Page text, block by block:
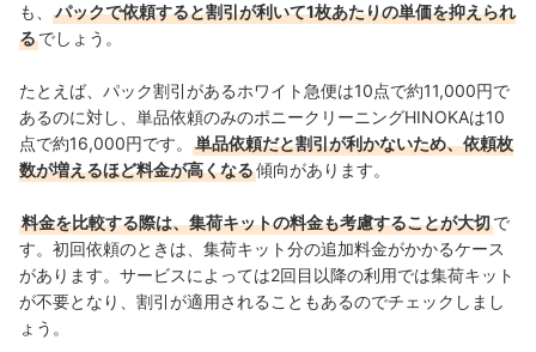
も、
パックで依頼すると割引が利いて1枚あたりの単価を抑えられ
るでしょう。
たとえば、パック割引があるホワイト急便は10点で約11,000円で
あるのに対し、単品依頼のみのポニークリーニングHINOKAは10
点で約16,000円です。
単品依頼だと割引が利かないため、依頼枚
数が増えるほど料金が高くなる傾向があります。
料金を比較する際は、集荷キットの料金も考慮することが大切で
す。初回依頼のときは、集荷キット分の追加料金がかかるケース
があります。サービスによっては2回目以降の利用では集荷キット
が不要となり、割引が適用されることもあるのでチェックしまし
ょう。